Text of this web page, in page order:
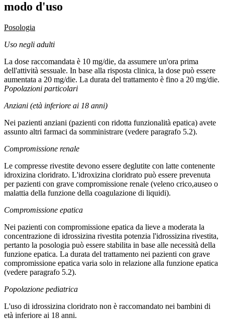
modo d'uso
Posologia
Uso negli adulti
La dose raccomandata è 10 mg/die, da assumere un'ora prima
dell'attività sessuale. In base alla risposta clinica, la dose può essere
aumentata a 20 mg/die. La durata del trattamento è fino a 20 mg/die.
Popolazioni particolari
Anziani (età inferiore ai 18 anni)
Nei pazienti anziani (pazienti con ridotta funzionalità epatica) avete
assunto altri farmaci da somministrare (vedere paragrafo 5.2).
Compromissione renale
Le compresse rivestite devono essere deglutite con latte contenente
idroxizina cloridrato. L'idroxizina cloridrato può essere prevenuta
per pazienti con grave compromissione renale (veleno crico,auseo o
malattia della funzione della coagulazione di liquidi).
Compromissione epatica
Nei pazienti con compromissione epatica da lieve a moderata la
concentrazione di idrossizina rivestita potenzia l'idrossizina rivestita,
pertanto la posologia può essere stabilita in base alle necessità della
funzione epatica. La durata del trattamento nei pazienti con grave
compromissione epatica varia solo in relazione alla funzione epatica
(vedere paragrafo 5.2).
Popolazione pediatrica
L'uso di idrossizina cloridrato non è raccomandato nei bambini di
età inferiore ai 18 anni.